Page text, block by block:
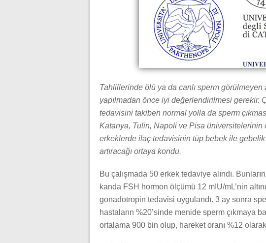
Tahlillerinde ölü ya da canlı sperm
yapılmadan önce iyi değerlendirilmesi gerekir.
tedavisini takiben normal yolla da sperm
Katanya, Tulin, Napoli ve Pisa üniversitelerinin
erkeklerde ilaç tedavisinin tüp bebek ile gebelik
artıracağı ortaya kondu.
Bu çalışmada 50 erkek tedaviye alındı.
kanda FSH hormon ölçümü 12 mIU/mL’nin
gonadotropin tedavisi uygulandı. 3 ay sonra
hastaların %20’sinde menide sperm çıkmaya
ortalama 900 bin olup, hareket oranı %12